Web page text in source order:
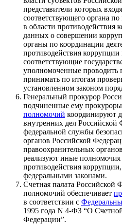
представители которых
соответствующего органа
в области противодействия
данных о совершении
органы по координации
противодействия коррупции
соответствующие
уполномоченные проводить
принимать по итогам
установленном законом
Генеральный прокурор
подчиненные ему
полномочий координируют
внутренних дел Российской
федеральной службы
органов Российской
правоохранительных
реализуют иные полномочия
противодействия
федеральными законами.
Счетная палата Российской
полномочий обеспечивает
в соответствии с
1995 года N 4-ФЗ “О
Федерации”.